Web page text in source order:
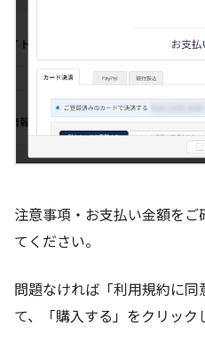
注意事項・お支払い金額を
てください。
問題なければ「利用規約に
て、「購入する」をクリック